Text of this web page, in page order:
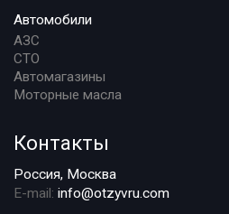
Автомобили
АЗС
СТО
Автомагазины
Моторные масла
Контакты
Россия, Москва
E-mail: info@otzyvru.com